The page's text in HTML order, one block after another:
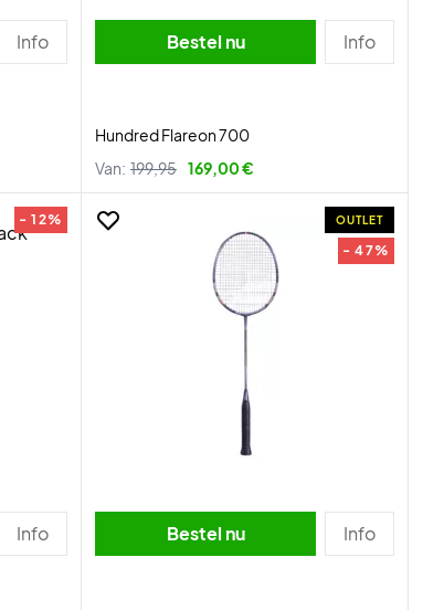
Info Bestel nu Info
Hundred Flareon 700
Van: 199,95 169,00 €
- 12%
Info
OUTLET
- 47%
Bestel nu Info